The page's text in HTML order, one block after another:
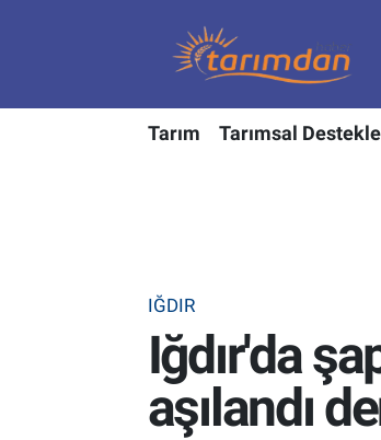
Tarım Tarımsal
IĞDIR
Iğdır'da
aşılandı
Hayvancılık
Tarımsal Destekler
Tarım Bakanlığı
Nöbetçi Eczaneler
Hava Durumu
Tüm Manşetler
Son Dakika Haberleri
Haber Arşivi